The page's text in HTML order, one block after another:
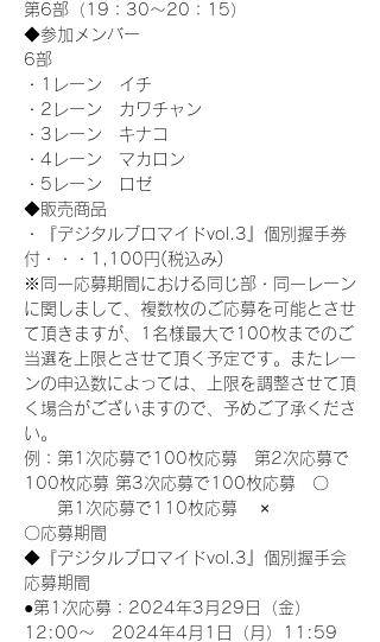
第6部（19：30～20：15）
◆参加メンバー
6部
・1レーン　イチ
・2レーン　カワチャン
・3レーン　キナコ
・4レーン　マカロン
・5レーン　ロゼ
◆販売商品
・『デジタルブロマイドvol.3』個別握手券
付・・・1,100円(税込み)
※同一応募期間における同じ部・同一レーン
に関しまして、複数枚のご応募を可能とさせ
て頂きますが、1名様最大で100枚までのご
当選を上限とさせて頂く予定です。またレー
ンの申込数によっては、上限を調整させて頂
く場合がございますので、予めご了承くださ
い。
例：第1次応募で100枚応募　第2次応募で
100枚応募 第3次応募で100枚応募　〇
第1次応募で110枚応募　 ×
〇応募期間
◆『デジタルブロマイドvol.3』個別握手会
応募期間
●第1次応募：2024年3月29日（金）
12:00～　2024年4月1日（月）11:59